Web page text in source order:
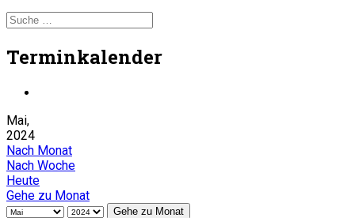
Terminkalender
Mai,
2024
Nach Monat
Nach Woche
Heute
Gehe zu Monat
Gehe zu Monat